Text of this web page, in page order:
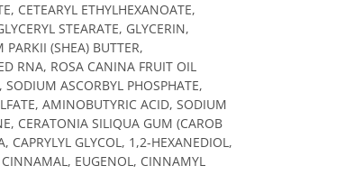
CETEARYL ETHYLHEXANOATE,
STEARATE, GLYCERIN,
(SHEA) BUTTER,
RNA, ROSA CANINA FRUIT OIL
ASCORBYL PHOSPHATE,
AMINOBUTYRIC ACID, SODIUM
CERATONIA SILIQUA GUM (CAROB
GLYCOL, 1,2-HEXANEDIOL,
CINNAMAL, EUGENOL, CINNAMYL